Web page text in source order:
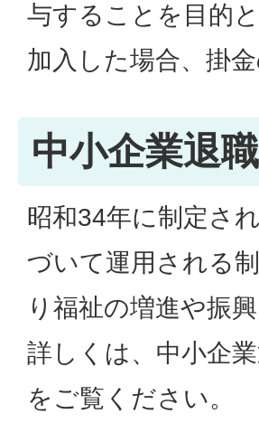
与することを目的
加入した場合、掛
中小企業退
昭和34年に制定さ
づいて運用される
り福祉の増進や振
詳しくは、中小企
をご覧ください。